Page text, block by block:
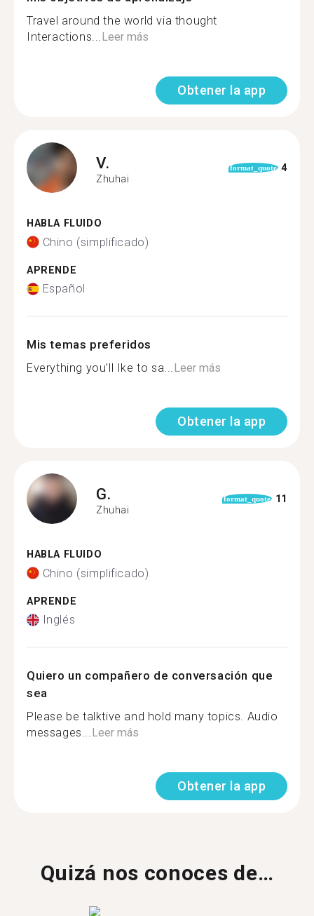
Travel around the world via thought
Interactions...Leer más
Obtener la app
V.
Zhuhai
format_quote 4
HABLA FLUIDO
Chino (simplificado)
APRENDE
Español
Mis temas preferidos
Everything you’ll Ike to sa...Leer más
Obtener la app
G.
Zhuhai
format_quote 11
HABLA FLUIDO
Chino (simplificado)
APRENDE
Inglés
Quiero un compañero de conversación que
sea
Please be talktive and hold many topics. Audio
messages...Leer más
Obtener la app
Quizá nos conoces de…